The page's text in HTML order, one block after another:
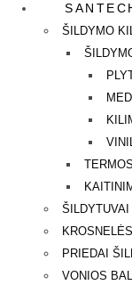
ŠILDYMO
ŠILDYTUVAI
PRIEDAI
VONIOS